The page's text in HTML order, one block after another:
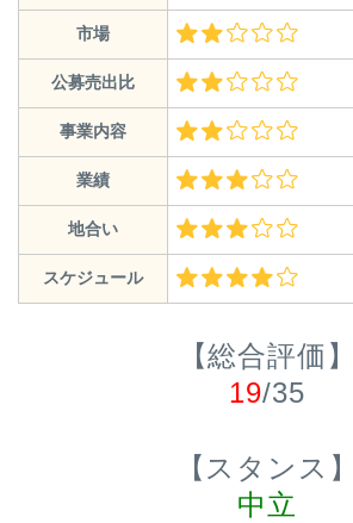
市場
公募売出比
事業内容
業績
地合い
スケジュール
【総合評価】
19/35
【スタンス】
中立